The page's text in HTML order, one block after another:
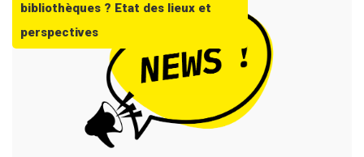
bibliothèques ? Etat des lieux et
perspectives